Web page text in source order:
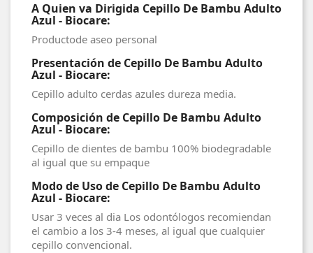
A Quien va Dirigida Cepillo De Bambu Adulto
Azul - Biocare:
Productode aseo personal
Presentación de Cepillo De Bambu Adulto
Azul - Biocare:
Cepillo adulto cerdas azules dureza media.
Composición de Cepillo De Bambu Adulto
Azul - Biocare:
Cepillo de dientes de bambu 100% biodegradable
al igual que su empaque
Modo de Uso de Cepillo De Bambu Adulto
Azul - Biocare:
Usar 3 veces al dia Los odontólogos recomiendan
el cambio a los 3-4 meses, al igual que cualquier
cepillo convencional.